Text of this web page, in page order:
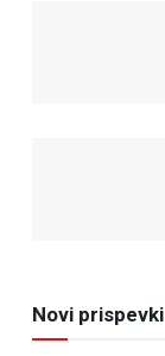
Novi prispevki